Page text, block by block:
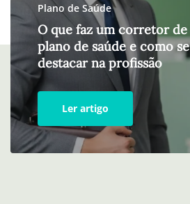
Plano de Saúde
O que faz um corretor de
plano de saúde e como se
destacar na profissão
Ler artigo